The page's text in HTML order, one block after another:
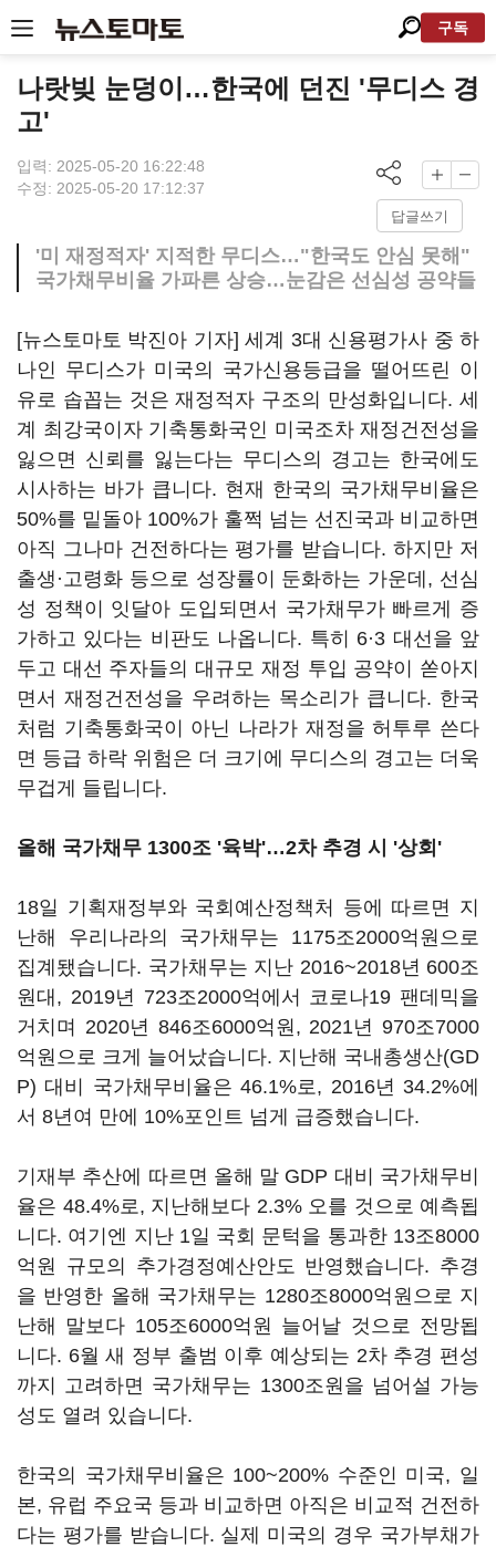
구독
나랏빚 눈덩이…한국에 던진 '무디스 경
고'
입력: 2025-05-20 16:22:48
수정: 2025-05-20 17:12:37
답글쓰기
'미 재정적자' 지적한 무디스…"한국도 안심 못해"
국가채무비율 가파른 상승…눈감은 선심성 공약들
[뉴스토마토 박진아 기자] 세계 3대 신용평가사 중 하
나인 무디스가 미국의 국가신용등급을 떨어뜨린 이
유로 솝꼽는 것은 재정적자 구조의 만성화입니다. 세
계 최강국이자 기축통화국인 미국조차 재정건전성을
잃으면 신뢰를 잃는다는 무디스의 경고는 한국에도
시사하는 바가 큽니다. 현재 한국의 국가채무비율은
50%를 밑돌아 100%가 훌쩍 넘는 선진국과 비교하면
아직 그나마 건전하다는 평가를 받습니다. 하지만 저
출생·고령화 등으로 성장률이 둔화하는 가운데, 선심
성 정책이 잇달아 도입되면서 국가채무가 빠르게 증
가하고 있다는 비판도 나옵니다. 특히 6·3 대선을 앞
두고 대선 주자들의 대규모 재정 투입 공약이 쏟아지
면서 재정건전성을 우려하는 목소리가 큽니다. 한국
처럼 기축통화국이 아닌 나라가 재정을 허투루 쓴다
면 등급 하락 위험은 더 크기에 무디스의 경고는 더욱
무겁게 들립니다.
올해 국가채무 1300조 '육박'…2차 추경 시 '상회'
18일 기획재정부와 국회예산정책처 등에 따르면 지
난해 우리나라의 국가채무는 1175조2000억원으로
집계됐습니다. 국가채무는 지난 2016~2018년 600조
원대, 2019년 723조2000억에서 코로나19 팬데믹을
거치며 2020년 846조6000억원, 2021년 970조7000
억원으로 크게 늘어났습니다. 지난해 국내총생산(GD
P) 대비 국가채무비율은 46.1%로, 2016년 34.2%에
서 8년여 만에 10%포인트 넘게 급증했습니다.
기재부 추산에 따르면 올해 말 GDP 대비 국가채무비
율은 48.4%로, 지난해보다 2.3% 오를 것으로 예측됩
니다. 여기엔 지난 1일 국회 문턱을 통과한 13조8000
억원 규모의 추가경정예산안도 반영했습니다. 추경
을 반영한 올해 국가채무는 1280조8000억원으로 지
난해 말보다 105조6000억원 늘어날 것으로 전망됩
니다. 6월 새 정부 출범 이후 예상되는 2차 추경 편성
까지 고려하면 국가채무는 1300조원을 넘어설 가능
성도 열려 있습니다.
한국의 국가채무비율은 100~200% 수준인 미국, 일
본, 유럽 주요국 등과 비교하면 아직은 비교적 건전하
다는 평가를 받습니다. 실제 미국의 경우 국가부채가